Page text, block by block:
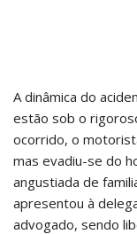
A dinâmica do
estão sob o
ocorrido, o
mas evadiu-se do
angustiada de
apresentou à
advogado, sendo